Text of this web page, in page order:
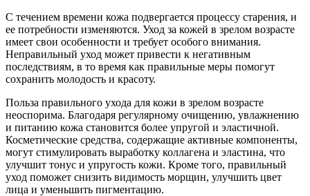
С течением времени кожа подвергается процессу старения, и
ее потребности изменяются. Уход за кожей в зрелом возрасте
имеет свои особенности и требует особого внимания.
Неправильный уход может привести к негативным
последствиям, в то время как правильные меры помогут
сохранить молодость и красоту.
Польза правильного ухода для кожи в зрелом возрасте
неоспорима. Благодаря регулярному очищению, увлажнению
и питанию кожа становится более упругой и эластичной.
Косметические средства, содержащие активные компоненты,
могут стимулировать выработку коллагена и эластина, что
улучшит тонус и упругость кожи. Кроме того, правильный
уход поможет снизить видимость морщин, улучшить цвет
лица и уменьшить пигментацию.